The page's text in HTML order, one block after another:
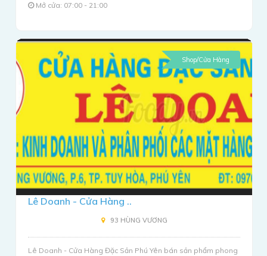
Mở cửa: 07:00 - 21:00
Shop/Cửa Hàng
Lê Doanh - Cửa Hàng ..
93 HÙNG VƯƠNG
Lê Doanh - Cửa Hàng Đặc Sản Phú Yên bán sản phẩm phong